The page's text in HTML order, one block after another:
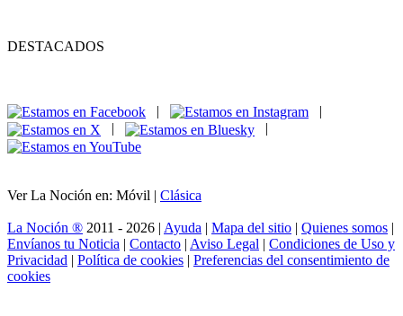
DESTACADOS
|
|
|
|
Ver La Noción en: Móvil | Clásica
La Noción ® 2011 - 2026 | Ayuda | Mapa del sitio | Quienes somos |
Envíanos tu Noticia | Contacto | Aviso Legal | Condiciones de Uso y
Privacidad | Política de cookies | Preferencias del consentimiento de
cookies